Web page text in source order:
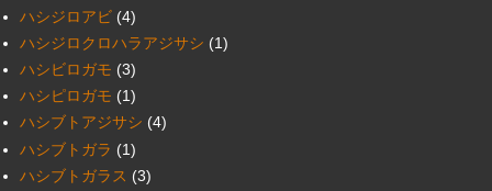
ハシジロアビ (4)
ハシジロクロハラアジサシ (1)
ハシビロガモ (3)
ハシピロガモ (1)
ハシブトアジサシ (4)
ハシブトガラ (1)
ハシブトガラス (3)